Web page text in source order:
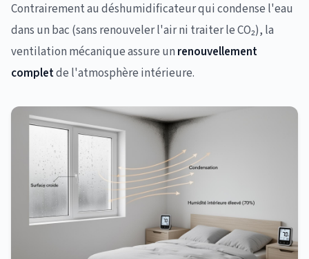
Contrairement au déshumidificateur qui condense l'eau
dans un bac (sans renouveler l'air ni traiter le CO₂), la
ventilation mécanique assure un renouvellement
completde l'atmosphère intérieure.